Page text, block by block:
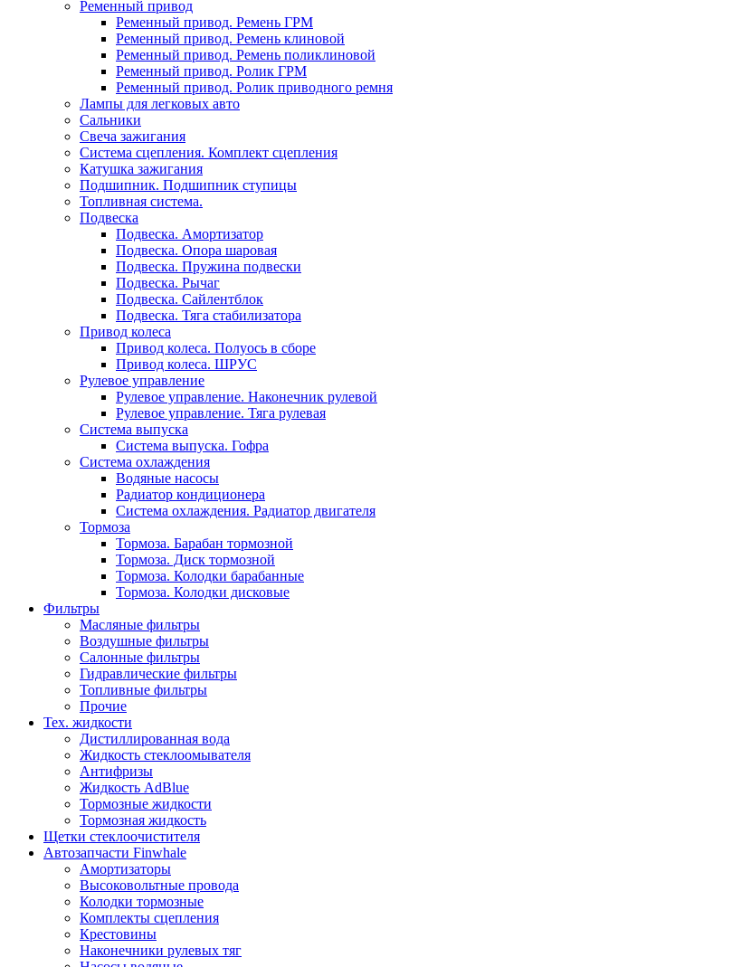
Ременный привод
Ременный привод. Ремень ГРМ
Ременный привод. Ремень клиновой
Ременный привод. Ремень поликлиновой
Ременный привод. Ролик ГРМ
Ременный привод. Ролик приводного ремня
Лампы для легковых авто
Сальники
Свеча зажигания
Система сцепления. Комплект сцепления
Катушка зажигания
Подшипник. Подшипник ступицы
Топливная система.
Подвеска
Подвеска. Амортизатор
Подвеска. Опора шаровая
Подвеска. Пружина подвески
Подвеска. Рычаг
Подвеска. Сайлентблок
Подвеска. Тяга стабилизатора
Привод колеса
Привод колеса. Полуось в сборе
Привод колеса. ШРУС
Рулевое управление
Рулевое управление. Наконечник рулевой
Рулевое управление. Тяга рулевая
Система выпуска
Система выпуска. Гофра
Система охлаждения
Водяные насосы
Радиатор кондиционера
Система охлаждения. Радиатор двигателя
Тормоза
Тормоза. Барабан тормозной
Тормоза. Диск тормозной
Тормоза. Колодки барабанные
Тормоза. Колодки дисковые
Фильтры
Масляные фильтры
Воздушные фильтры
Салонные фильтры
Гидравлические фильтры
Топливные фильтры
Прочие
Тех. жидкости
Дистиллированная вода
Жидкость стеклоомывателя
Антифризы
Жидкость AdBlue
Тормозные жидкости
Тормозная жидкость
Щетки стеклоочистителя
Автозапчасти Finwhale
Амортизаторы
Высоковольтные провода
Колодки тормозные
Комплекты сцепления
Крестовины
Наконечники рулевых тяг